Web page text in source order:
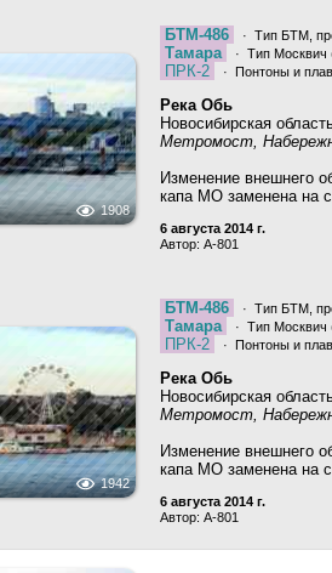
1908
БТМ-486 · Тип БТМ,
Тамара · Тип
ПРК-2 · Понтоны и
Река Обь
Новосибирская
Метромост,
Изменение внешнего
капа МО заменена на
6 августа 2014 г.
Автор: A-801
1942
БТМ-486 · Тип БТМ,
Тамара · Тип
ПРК-2 · Понтоны и
Река Обь
Новосибирская
Метромост,
Изменение внешнего
капа МО заменена на
6 августа 2014 г.
Автор: A-801